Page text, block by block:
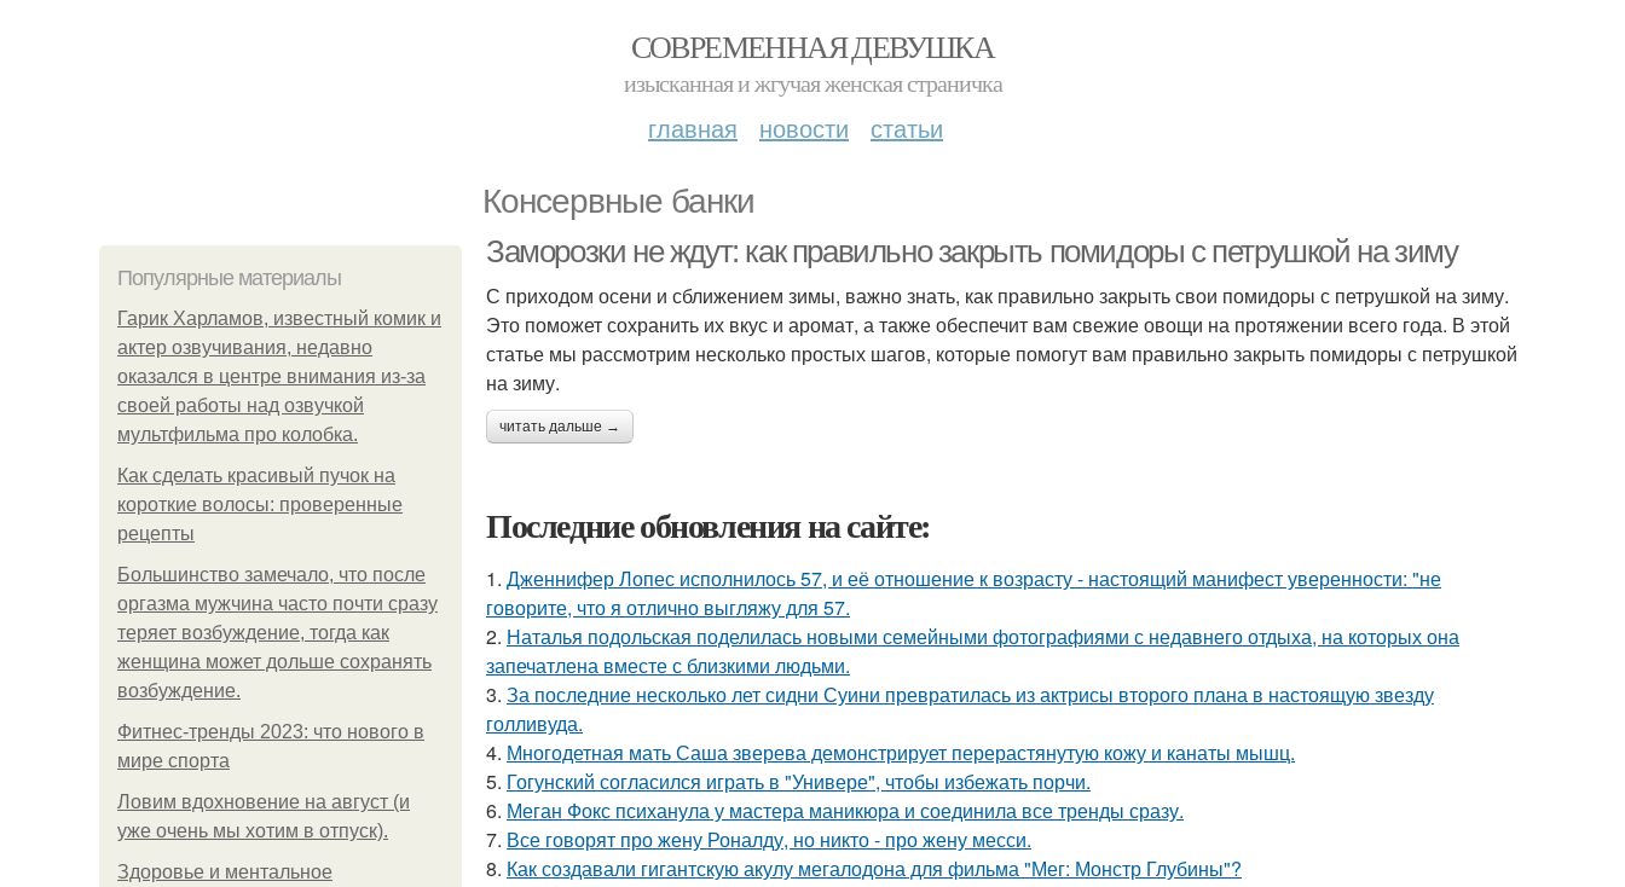
СОВРЕМЕННАЯ ДЕВУШКА
изысканная и жгучая женская страничка
главная новости статьи
Консервные банки
Популярные материалы
Гарик Харламов, известный комик и
актер озвучивания, недавно
оказался в центре внимания из-за
своей работы над озвучкой
мультфильма про колобка.
Как сделать красивый пучок на
короткие волосы: проверенные
рецепты
Большинство замечало, что после
оргазма мужчина часто почти сразу
теряет возбуждение, тогда как
женщина может дольше сохранять
возбуждение.
Фитнес-тренды 2023: что нового в
мире спорта
Ловим вдохновение на август (и
уже очень мы хотим в отпуск).
Здоровье и ментальное
Заморозки не ждут: как правильно закрыть помидоры с петрушкой на зиму
С приходом осени и сближением зимы, важно знать, как правильно закрыть свои помидоры с петрушкой на зиму.
Это поможет сохранить их вкус и аромат, а также обеспечит вам свежие овощи на протяжении всего года. В этой
статье мы рассмотрим несколько простых шагов, которые помогут вам правильно закрыть помидоры с петрушкой
на зиму.
читать дальше →
Последние обновления на сайте:
1. Дженнифер Лопес исполнилось 57, и её отношение к возрасту - настоящий манифест уверенности: "не
говорите, что я отлично выгляжу для 57.
2. Наталья подольская поделилась новыми семейными фотографиями с недавнего отдыха, на которых она
запечатлена вместе с близкими людьми.
3. За последние несколько лет сидни Суини превратилась из актрисы второго плана в настоящую звезду
голливуда.
4. Многодетная мать Саша зверева демонстрирует перерастянутую кожу и канаты мышц.
5. Гогунский согласился играть в "Универе", чтобы избежать порчи.
6. Меган Фокс психанула у мастера маникюра и соединила все тренды сразу.
7. Все говорят про жену Роналду, но никто - про жену месси.
8. Как создавали гигантскую акулу мегалодона для фильма "Мег: Монстр Глубины"?